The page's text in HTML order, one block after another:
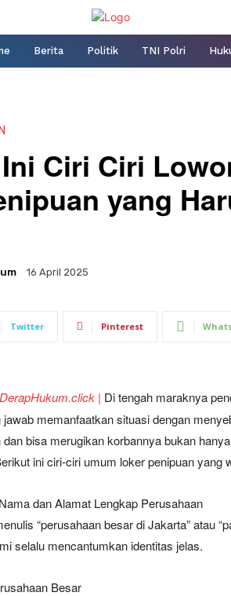
Berita Politik TNI Polri
Ciri Ciri
yang
16 April 2025
Twitter Pinterest
| Di tengah maraknya
memanfaatkan situasi dengan
bisa merugikan korbannya bukan
ini ciri-ciri umum loker penipuan yang
dan Alamat Lengkap Perusahaan
“perusahaan besar di Jakarta” atau
selalu mencantumkan identitas jelas.
Besar